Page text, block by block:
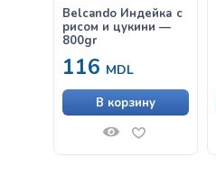
Belcando Индейка с
рисом и цукини —
800gr
116 MDL
В корзину